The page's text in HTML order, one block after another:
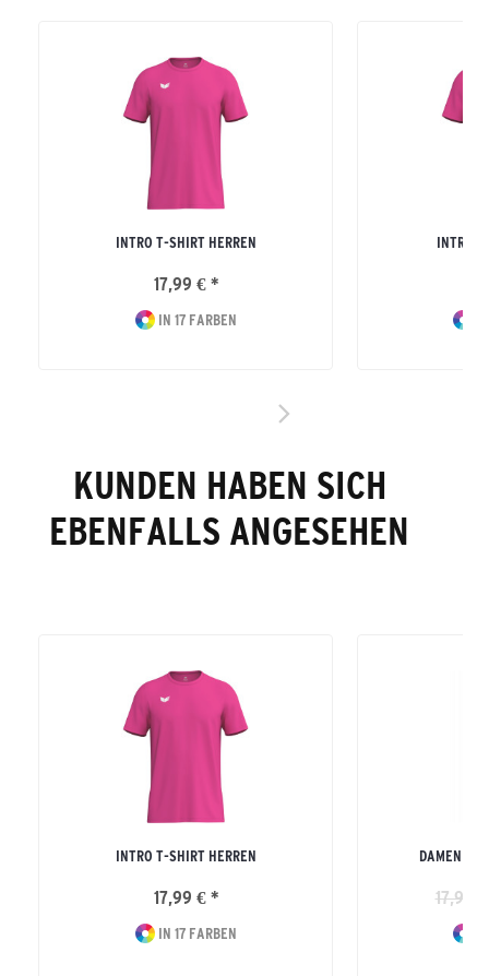
INTRO T-SHIRT HERREN
17,99 € *
IN 17 FARBEN
INTRO
KUNDEN HABEN SICH
EBENFALLS ANGESEHEN
INTRO T-SHIRT HERREN
17,99 € *
IN 17 FARBEN
DAMEN
17,99